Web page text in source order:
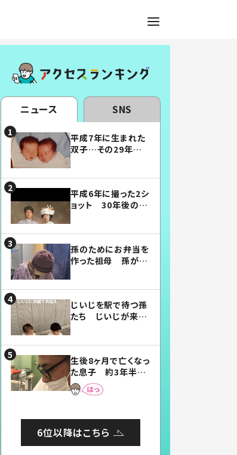
ニュース SNS
平成7年に生まれた
双子…その29年後
平成6年に撮った2シ
ョット 30年後の姿
孫のためにお弁当を
作った祖母 孫が絶
じいじを駅で待つ孫
たち じいじが来た
まらない」「幸せにな
れる」
生後8ヶ月で亡くなっ
た息子 約3年半
後、当時の妻の日記
に書いてあった本音
6位以降はこちら